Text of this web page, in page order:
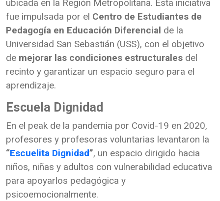
ubicada en la Región Metropolitana. Esta iniciativa
fue impulsada por el Centro de Estudiantes de
Pedagogía en Educación Diferencial de la
Universidad San Sebastián (USS), con el objetivo
de mejorar las condiciones estructurales del
recinto y garantizar un espacio seguro para el
aprendizaje.
Escuela Dignidad
En el peak de la pandemia por Covid-19 en 2020,
profesores y profesoras voluntarias levantaron la
“Escuelita Dignidad”, un espacio dirigido hacia
niños, niñas y adultos con vulnerabilidad educativa
para apoyarlos pedagógica y
psicoemocionalmente.